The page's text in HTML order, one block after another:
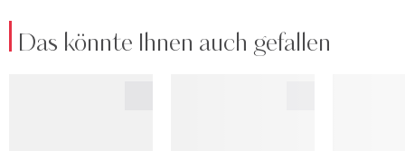
Das könnte Ihnen auch gefallen